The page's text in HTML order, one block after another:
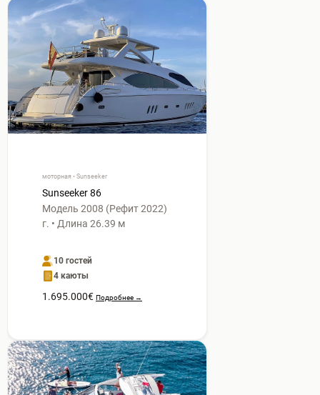
моторная • Sunseeker
Sunseeker 86
Модель 2008 (Рефит 2022)
г. • Длина 26.39 м
10 гостей
4 каюты
1.695.000€ Подробнее →